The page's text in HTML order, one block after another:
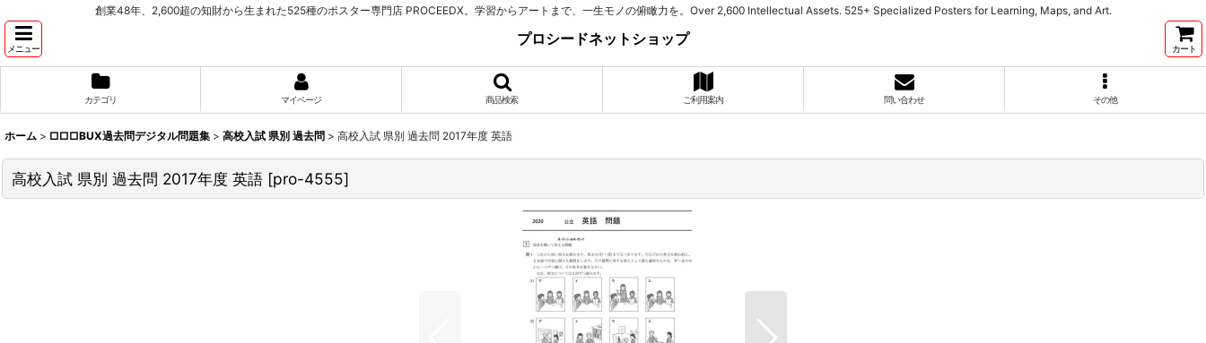
創業48年、2,600超の知財から生まれた525種のポスター専門店 PROCEEDX。学習からアートまで、一生モノの俯瞰力を。Over 2,600 Intellectual Assets. 525+ Specialized Posters for Learning, Maps, and Art.
メニュー
プロシードネットショップ
カート
カテゴリ マイページ 商品検索 ご利用案内 問い合わせ その他
ホーム > □□□BUX過去問デジタル問題集 > 高校入試 県別 過去問 > 高校入試 県別 過去問 2017年度 英語
高校入試 県別 過去問 2017年度 英語 [pro-4555]